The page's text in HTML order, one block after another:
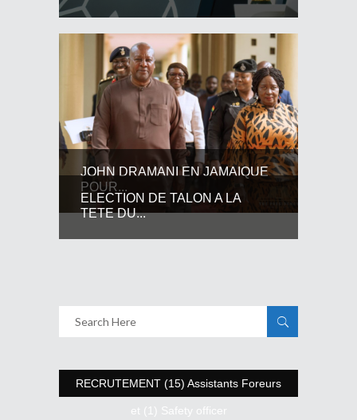
JOHN DRAMANI EN JAMAIQUE
POUR...
ELECTION DE TALON A LA
TETE DU...
RECRUTEMENT (15) Assistants Foreurs
et (1) Safety officer